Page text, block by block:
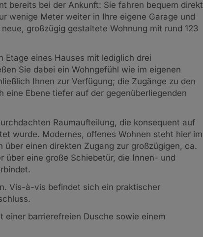
bereits bei der Ankunft: Sie fahren bequem direkt
wenige Meter weiter in Ihre eigene Garage und
großzügig gestaltete Wohnung mit rund 123
Etage eines Hauses mit lediglich drei
Sie dabei ein Wohngefühl wie im eigenen
Ihnen zur Verfügung; die Zugänge zu den
eine Ebene tiefer auf der gegenüberliegenden
Raumaufteilung, die konsequent auf
wurde. Modernes, offenes Wohnen steht hier im
einen direkten Zugang zur großzügigen, ca.
über eine große Schiebetür, die Innen- und
Vis-à-vis befindet sich ein praktischer
einer barrierefreien Dusche sowie einem